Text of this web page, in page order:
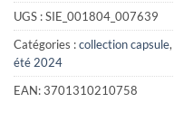
UGS :SIE_001804_007639
Catégories :collection capsule,
été 2024
EAN:3701310210758